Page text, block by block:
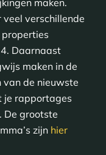
maken.
verschillende
Daarnaast
maken in de
van de nieuwste
je rapportages
De grootste
zijn hier